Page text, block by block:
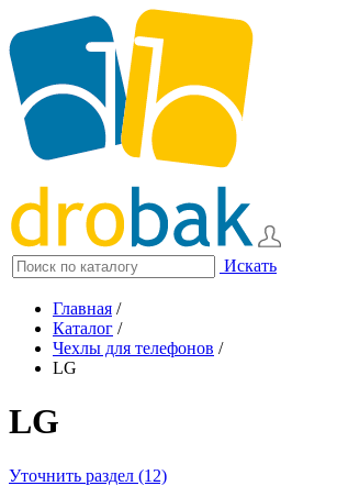
Искать
Главная /
Каталог /
Чехлы для телефонов /
LG
LG
Уточнить раздел (12)